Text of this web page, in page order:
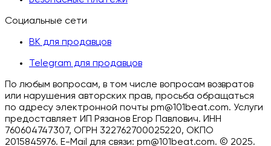
Социальные сети
ВК для продавцов
Telegram для продавцов
По любым вопросам, в том числе вопросам возвратов
или нарушения авторских прав, просьба обращаться
по адресу электронной почты pm@101beat.com. Услуги
предоставляет ИП Рязанов Егор Павлович. ИНН
760604747307, ОГРН 322762700025220, ОКПО
2015845976. E-Mail для связи: pm@101beat.com. © 2025.